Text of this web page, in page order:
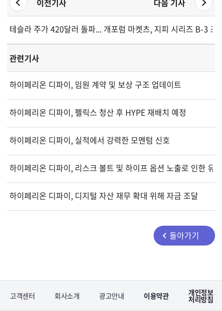
테슬라 주가 420달러 돌파... 개인투자자들 관심 집중
포럼 마켓츠, 지피 시리즈 B-3 조
관련기사
하이페리온 디파이, 임원 계약 및 보상 구조 업데이트
하이페리온 디파이, 펠릭스 청산 후 HYPE 재배치 예정
하이페리온 디파이, 실적에서 강력한 모멘텀 신호
하이페리온 디파이, 리스크 볼트 및 하이프 옵션 노출로 인한 유
하이페리온 디파이, 디지털 자산 재무 확대 위해 자금 조달
돌아가기
고객센터 회사소개 광고안내 이용약관 개인정보
처리방침